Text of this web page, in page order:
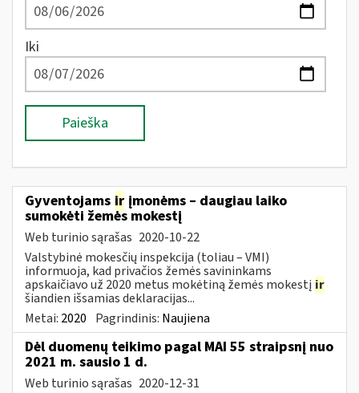
Iki
Paieška
Gyventojams ir įmonėms – daugiau laiko
sumokėti žemės mokestį
Web turinio sąrašas 2020-10-22
Valstybinė mokesčių inspekcija (toliau – VMI)
informuoja, kad privačios žemės savininkams
apskaičiavo už 2020 metus mokėtiną žemės mokestį ir
šiandien išsamias deklaracijas...
Metai: 2020 Pagrindinis: Naujiena
Dėl duomenų teikimo pagal MAI 55 straipsnį nuo
2021 m. sausio 1 d.
Web turinio sąrašas 2020-12-31